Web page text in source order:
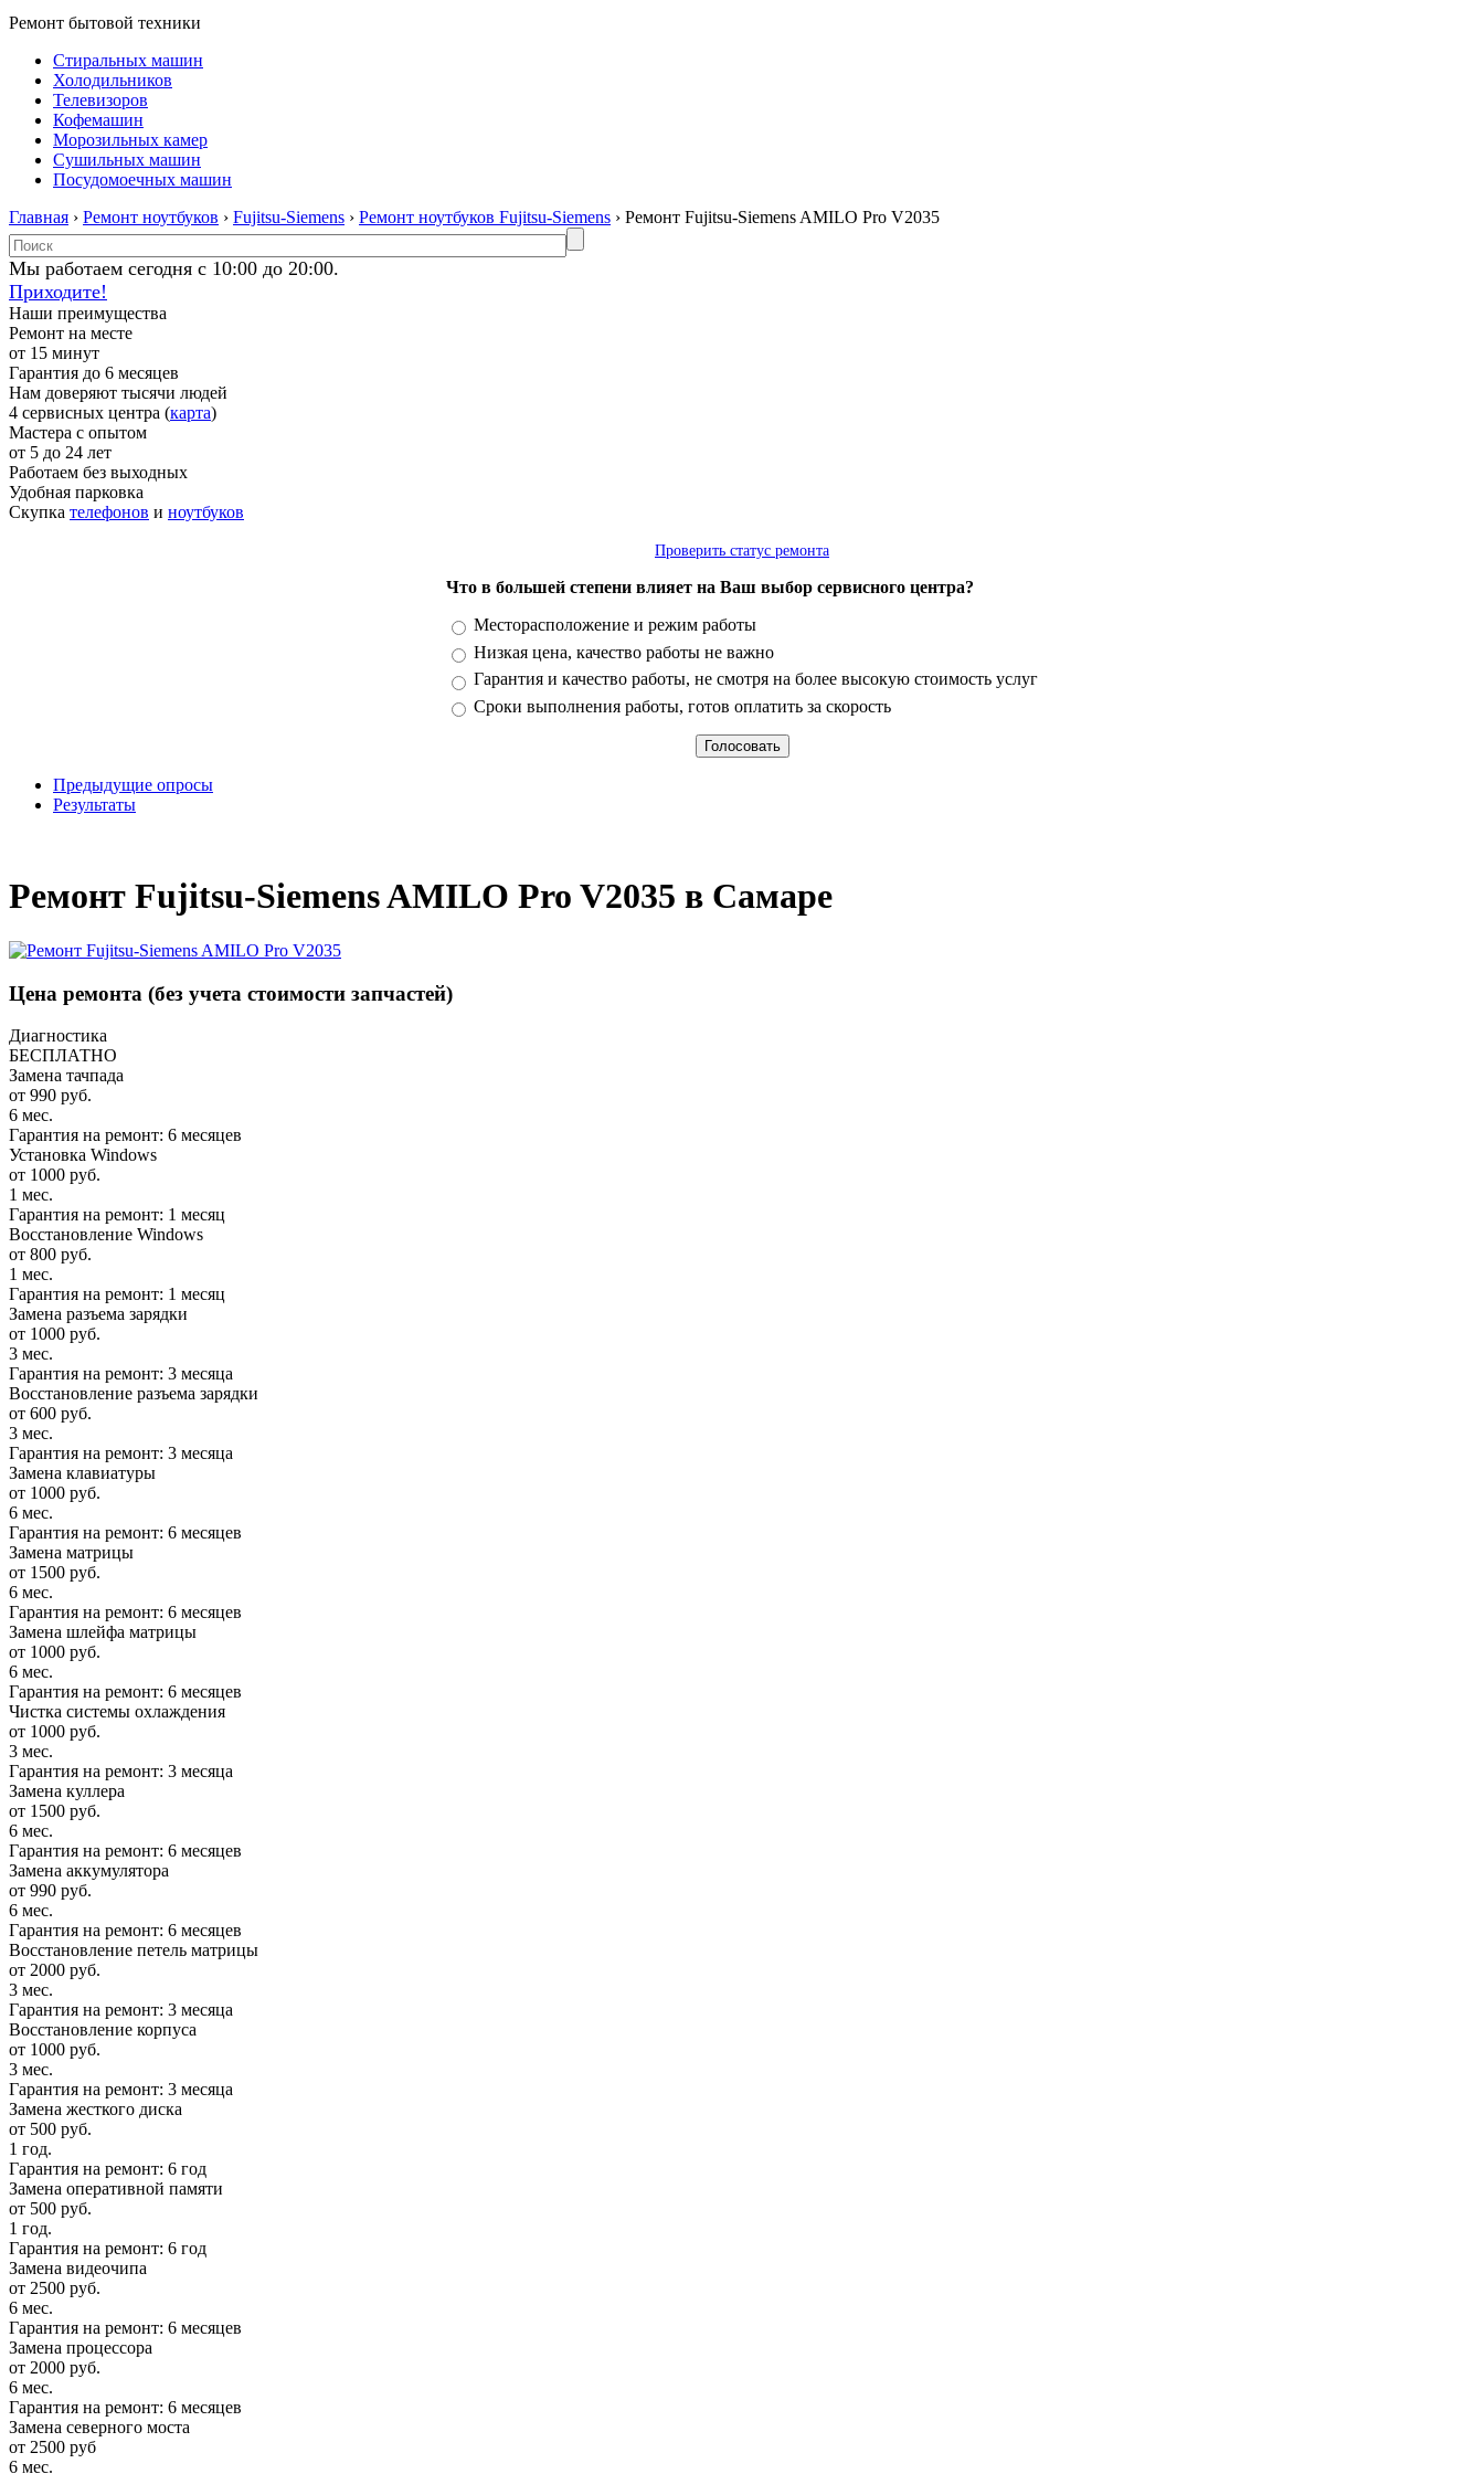
Ремонт бытовой техники
Стиральных машин
Холодильников
Телевизоров
Кофемашин
Морозильных камер
Сушильных машин
Посудомоечных машин
Главная › Ремонт ноутбуков › Fujitsu-Siemens › Ремонт ноутбуков Fujitsu-Siemens › Ремонт Fujitsu-Siemens AMILO Pro V2035
Мы работаем сегодня с 10:00 до 20:00.
Приходите!
Наши преимущества
Ремонт на месте
от 15 минут
Гарантия до 6 месяцев
Нам доверяют тысячи людей
4 сервисных центра (карта)
Мастера с опытом
от 5 до 24 лет
Работаем без выходных
Удобная парковка
Скупка телефонов и ноутбуков
Проверить статус ремонта
Что в большей степени влияет на Ваш выбор сервисного центра?
Варианты
Месторасположение и режим работы
Низкая цена, качество работы не важно
Гарантия и качество работы, не смотря на более высокую стоимость услуг
Сроки выполнения работы, готов оплатить за скорость
Предыдущие опросы
Результаты
Ремонт Fujitsu-Siemens AMILO Pro V2035 в Самаре
Цена ремонта (без учета стоимости запчастей)
Диагностика
БЕСПЛАТНО
Замена тачпада
от 990 руб.
6 мес.
Гарантия на ремонт: 6 месяцев
Установка Windows
от 1000 руб.
1 мес.
Гарантия на ремонт: 1 месяц
Восстановление Windows
от 800 руб.
1 мес.
Гарантия на ремонт: 1 месяц
Замена разъема зарядки
от 1000 руб.
3 мес.
Гарантия на ремонт: 3 месяца
Восстановление разъема зарядки
от 600 руб.
3 мес.
Гарантия на ремонт: 3 месяца
Замена клавиатуры
от 1000 руб.
6 мес.
Гарантия на ремонт: 6 месяцев
Замена матрицы
от 1500 руб.
6 мес.
Гарантия на ремонт: 6 месяцев
Замена шлейфа матрицы
от 1000 руб.
6 мес.
Гарантия на ремонт: 6 месяцев
Чистка системы охлаждения
от 1000 руб.
3 мес.
Гарантия на ремонт: 3 месяца
Замена куллера
от 1500 руб.
6 мес.
Гарантия на ремонт: 6 месяцев
Замена аккумулятора
от 990 руб.
6 мес.
Гарантия на ремонт: 6 месяцев
Восстановление петель матрицы
от 2000 руб.
3 мес.
Гарантия на ремонт: 3 месяца
Восстановление корпуса
от 1000 руб.
3 мес.
Гарантия на ремонт: 3 месяца
Замена жесткого диска
от 500 руб.
1 год.
Гарантия на ремонт: 6 год
Замена оперативной памяти
от 500 руб.
1 год.
Гарантия на ремонт: 6 год
Замена видеочипа
от 2500 руб.
6 мес.
Гарантия на ремонт: 6 месяцев
Замена процессора
от 2000 руб.
6 мес.
Гарантия на ремонт: 6 месяцев
Замена северного моста
от 2500 руб
6 мес.